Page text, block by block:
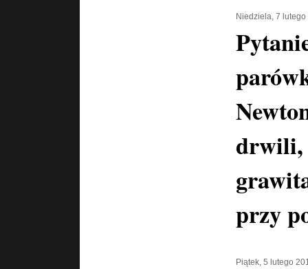
Niedziela, 7
drwili,
przy
Piątek, 5 lutego